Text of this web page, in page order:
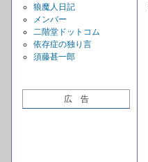
狼魔人日記
メンバー
二階堂ドットコム
依存症の独り言
須藤甚一郎
広 告